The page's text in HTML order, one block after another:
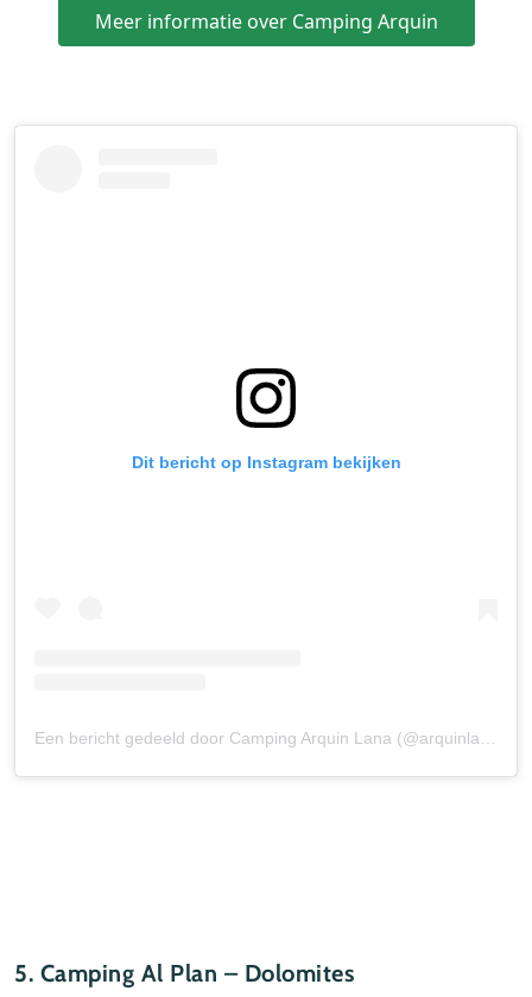
Meer informatie over Camping Arquin
Dit bericht op Instagram bekijken
5. Camping Al Plan – Dolomites